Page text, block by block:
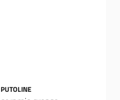
PUTOLINE